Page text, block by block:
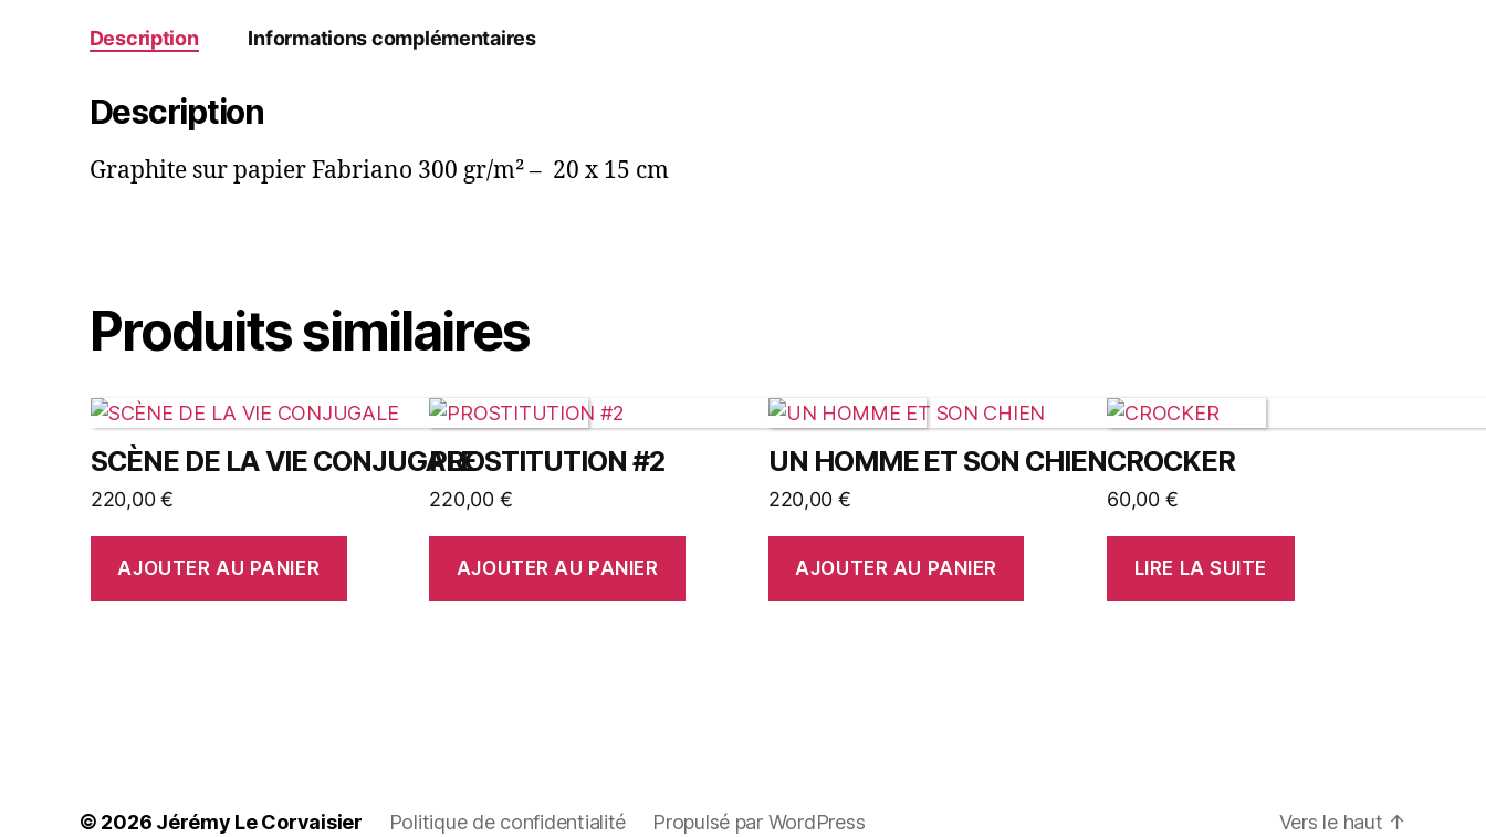
Description Informations complémentaires
Description
Graphite sur papier Fabriano 300 gr/m² – 20 x 15 cm
Produits similaires
SCÈNE DE LA VIE CONJUGALE
220,00€
AJOUTER AU PANIER
PROSTITUTION #2
220,00 €
AJOUTER AU PANIER
UN HOMME ET SON CHIEN
220,00 €
AJOUTER AU PANIER
CROCKER
60,00 €
LIRE LA SUITE
© 2026 Jérémy Le Corvaisier Politique de confidentialité Propulsé par WordPress Vers le haut ↑